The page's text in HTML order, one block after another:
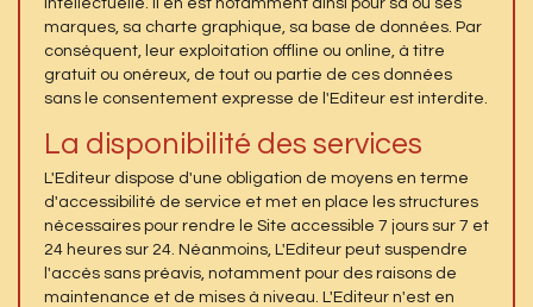
marques, sa charte graphique, sa base de données. Par
conséquent, leur exploitation offline ou online, à titre
gratuit ou onéreux, de tout ou partie de ces données
sans le consentement expresse de l'Editeur est interdite.
La disponibilité des services
L'Editeur dispose d'une obligation de moyens en terme
d'accessibilité de service et met en place les structures
nécessaires pour rendre le Site accessible 7 jours sur 7 et
24 heures sur 24. Néanmoins, L'Editeur peut suspendre
l'accès sans préavis, notamment pour des raisons de
maintenance et de mises à niveau. L'Editeur n'est en